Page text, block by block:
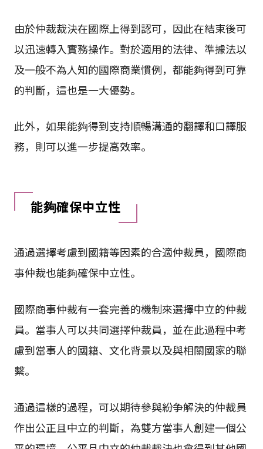
由於仲裁裁決在國際上得到認可，因此在結束後可
以迅速轉入實務操作。對於適用的法律、準據法以
及一般不為人知的國際商業慣例，都能夠得到可靠
的判斷，這也是一大優勢。
此外，如果能夠得到支持順暢溝通的翻譯和口譯服
務，則可以進一步提高效率。
能夠確保中立性
通過選擇考慮到國籍等因素的合適仲裁員，國際商
事仲裁也能夠確保中立性。
國際商事仲裁有一套完善的機制來選擇中立的仲裁
員。當事人可以共同選擇仲裁員，並在此過程中考
慮到當事人的國籍、文化背景以及與相關國家的聯
繫。
通過這樣的過程，可以期待參與紛争解決的仲裁員
作出公正且中立的判斷，為雙方當事人創建一個公